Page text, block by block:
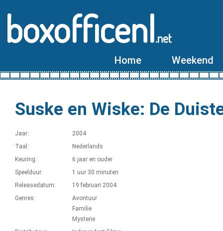
boxofficenl.net
Home Weekend
Suske en Wiske: De
Jaar:
2004
Taal:
Nederlands
Keuring:
6 jaar en ouder
Speelduur:
1 uur 30 minuten
Releasedatum:
19 februari 2004
Genres:
Avontuur
Familie
Mysterie